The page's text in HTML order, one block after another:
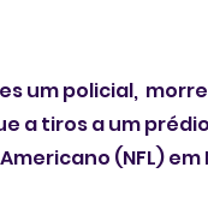
um policial,
a tiros a um
(NFL) em